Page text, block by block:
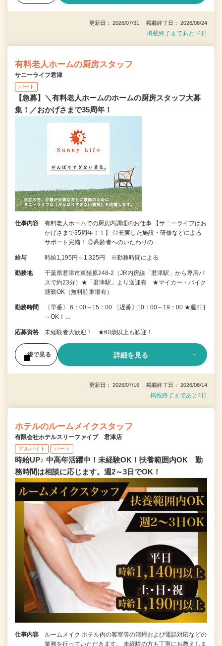
更新日： 2026/07/31 掲載終了日： 2026/08/24
掲載終了まであと14日
有料老人ホームの厨房スタッフ
サニーライフ君津
パート
【急募】＼有料老人ホームのホームの厨房スタッフ大募
集！／おかげさまで35周年！
仕事内容
有料老人ホームでの厨房内調理のお仕事 【サニーライフはお
かげさまで35周年！！】 ◎充実した施設・研修などによる
サポート完備！ ◎高齢者へのいたわりの…
給与 時給1,195円～1,325円 ※勤務時間による
勤務地
千葉県君津市東猪原248-2（JR内房線「君津駅」から専用バ
スで約23分）★「君津駅」より送迎有 ★マイカー・バイク
通勤OK（無料駐車場有）
勤務時間
〔早番〕 6：00～15：00 〔遅番〕10：00～19：00 ★週2日
～OK！…
応募資格 未経験者大歓迎！ ★60歳以上も歓迎！
後で見る 詳細を見る
更新日： 2026/07/16 掲載終了日： 2026/08/14
掲載終了まであと4日
ホテルのルームメイクスタッフ
有限会社ホテルスリーファイブ 君津店
アルバイト パート
時給UP♪ 中高年活躍中！未経験OK！扶養範囲内OK 勤
務時間は相談に応じます。週2～3日でOK！
仕事内容
ルームメイク ホテル内の客室等の清掃および電話対応などの
業務を行っていただきます。 未経験の方も丁寧にお教えしま